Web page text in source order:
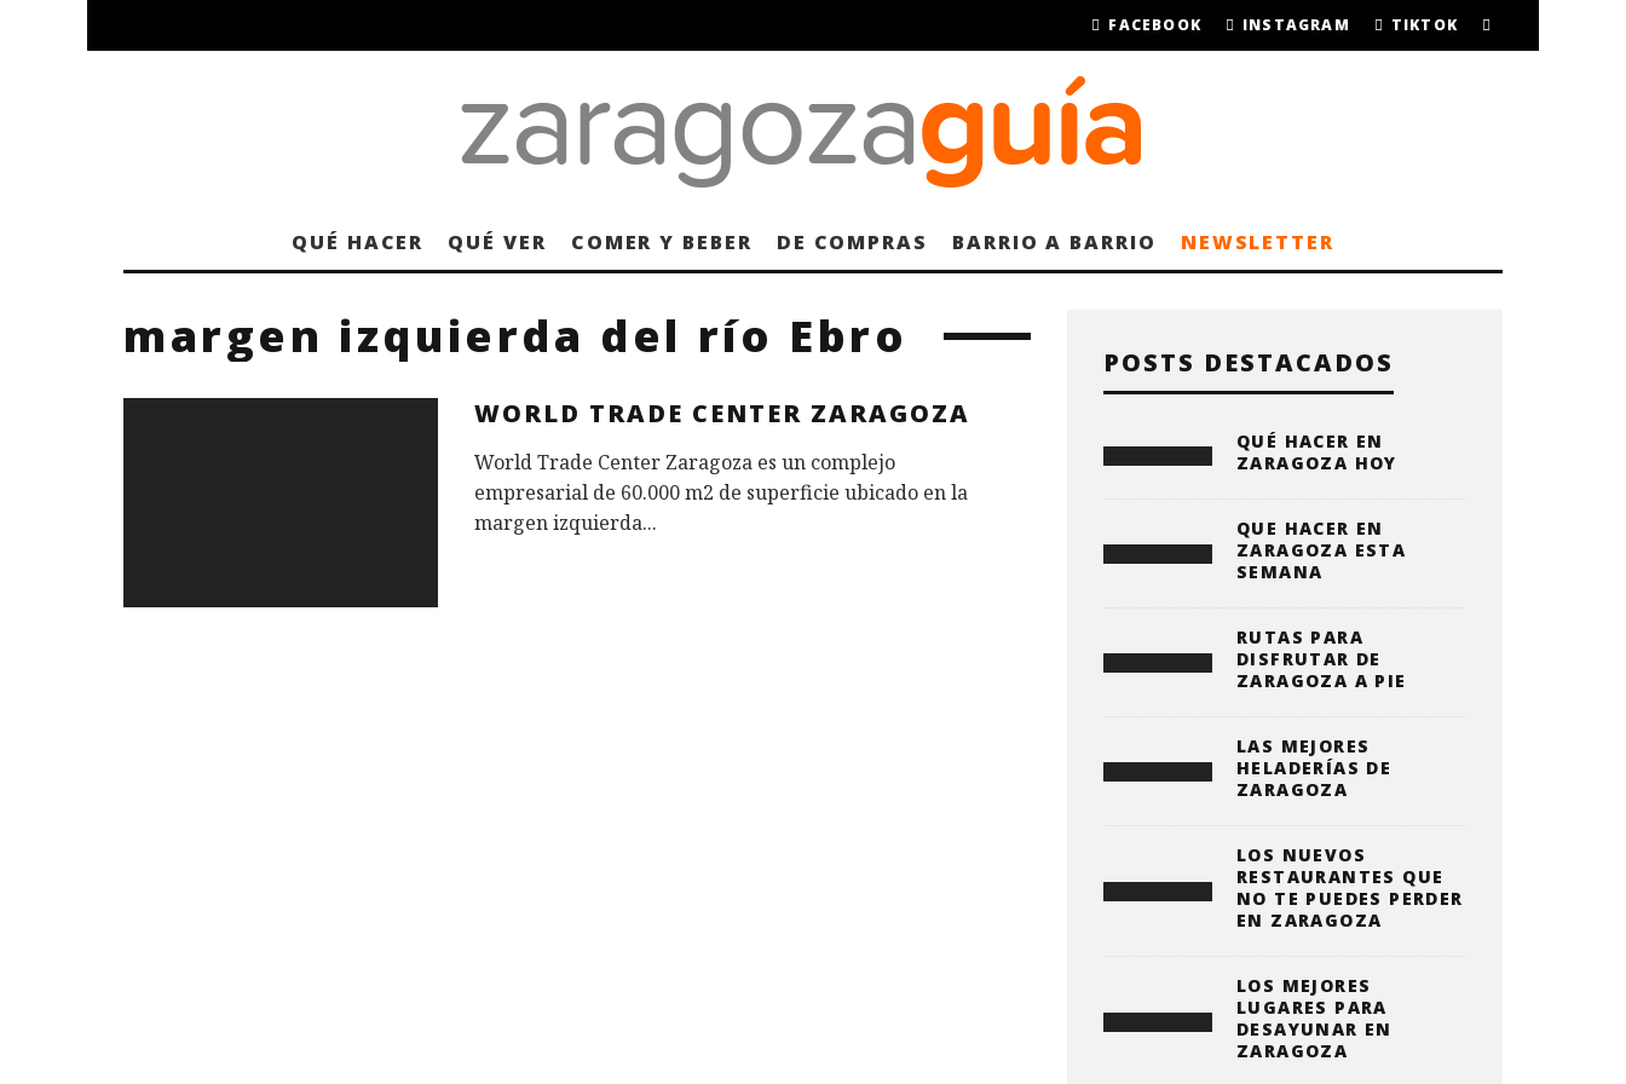
FACEBOOK INSTAGRAM TIKTOK
QUÉ HACER QUÉ VER COMER Y BEBER DE COMPRAS BARRIO A BARRIO NEWSLETTER
margen izquierda del río Ebro
WORLD TRADE CENTER ZARAGOZA
World Trade Center Zaragoza es un complejo
empresarial de 60.000 m2 de superficie​ ubicado en la
margen izquierda...
POSTS DESTACADOS
QUÉ HACER EN
ZARAGOZA HOY
QUE HACER EN
ZARAGOZA ESTA
SEMANA
RUTAS PARA
DISFRUTAR DE
ZARAGOZA A PIE
LAS MEJORES
HELADERÍAS DE
ZARAGOZA
LOS NUEVOS
RESTAURANTES QUE
NO TE PUEDES PERDER
EN ZARAGOZA
LOS MEJORES
LUGARES PARA
DESAYUNAR EN
ZARAGOZA